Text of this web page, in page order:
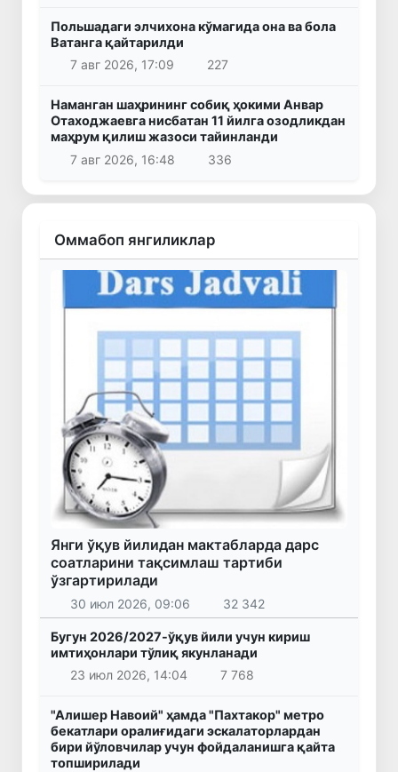
Польшадаги элчихона кўмагида она ва бола
Ватанга қайтарилди
7 авг 2026, 17:09
227
Наманган шаҳрининг собиқ ҳокими Анвар
Отаходжаевга нисбатан 11 йилга озодликдан
маҳрум қилиш жазоси тайинланди
7 авг 2026, 16:48
336
Оммабоп янгиликлар
Янги ўқув йилидан мактабларда дарс
соатларини тақсимлаш тартиби
ўзгартирилади
30 июл 2026, 09:06 32 342
Бугун 2026/2027-ўқув йили учун кириш
имтиҳонлари тўлиқ якунланади
23 июл 2026, 14:04
7 768
"Алишер Навоий" ҳамда "Пахтакор" метро
бекатлари оралиғидаги эскалаторлардан
бири йўловчилар учун фойдаланишга қайта
топширилади